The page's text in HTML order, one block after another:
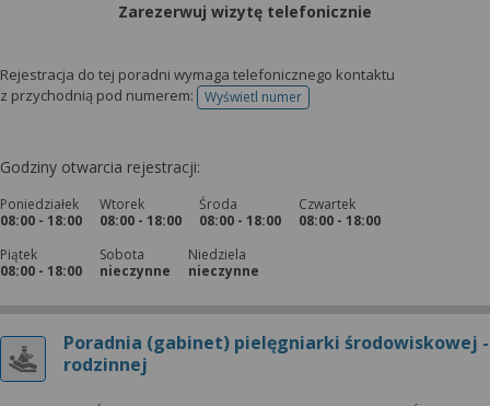
Zarezerwuj wizytę telefonicznie
Rejestracja do tej poradni wymaga telefonicznego kontaktu
z przychodnią pod numerem:
Wyświetl numertelefonu do rejestracji
Godziny otwarcia rejestracji:
Poniedziałek
08:00 - 18:00
Wtorek
08:00 - 18:00
Środa
08:00 - 18:00
Czwartek
08:00 - 18:00
Piątek
08:00 - 18:00
Sobota
nieczynne
Niedziela
nieczynne
Poradnia (gabinet) pielęgniarki środowiskowej -
rodzinnej